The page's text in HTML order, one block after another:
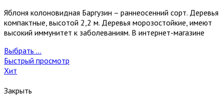
Яблоня колоновидная Баргузин – раннеосенний сорт. Деревья
компактные, высотой 2,2 м. Деревья морозостойкие, имеют
высокий иммунитет к заболеваниям. В интернет-магазине
Выбрать ...
Быстрый просмотр
Хит
Закрыть